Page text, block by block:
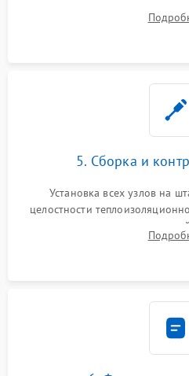
выгоревших реле,
5. Сборка и
Установка всех узлов на
целостности
исключить перегрев
Надежная фиксация клемм